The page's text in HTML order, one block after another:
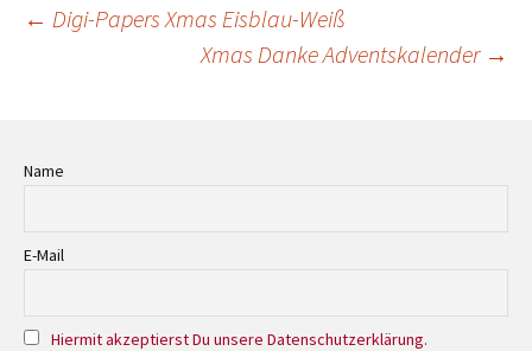
Beitrags-
← Digi-Papers Xmas Eisblau-Weiß
Xmas Danke Adventskalender →
Name
E-Mail
Hiermit akzeptierst Du unsere Datenschutzerklärung.